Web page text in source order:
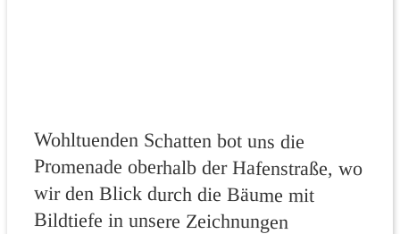
Wohltuenden Schatten bot uns die
Promenade oberhalb der Hafenstraße, wo
wir den Blick durch die Bäume mit
Bildtiefe in unsere Zeichnungen